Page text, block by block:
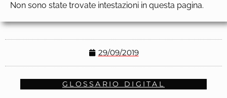
Non sono state trovate intestazioni in questa pagina.
29/09/2019
GLOSSARIO DIGITAL